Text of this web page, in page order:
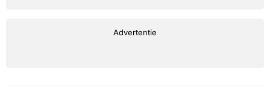
Advertentie